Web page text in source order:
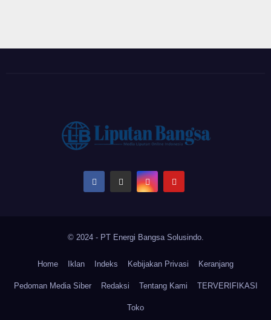
© 2024 - PT Energi Bangsa Solusindo.
Home Iklan Indeks Kebijakan Privasi Keranjang
Pedoman Media Siber Redaksi Tentang Kami TERVERIFIKASI
Toko